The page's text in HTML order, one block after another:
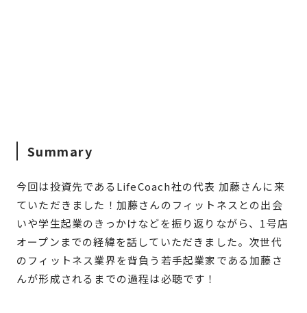
Summary
今回は投資先であるLifeCoach社の代表 加藤さんに来
ていただきました！加藤さんのフィットネスとの出会
いや学生起業のきっかけなどを振り返りながら、1号店
オープンまでの経緯を話していただきました。次世代
のフィットネス業界を背負う若手起業家である加藤さ
んが形成されるまでの過程は必聴です！